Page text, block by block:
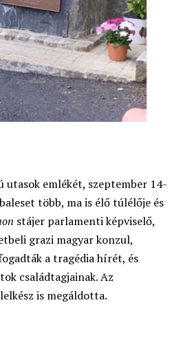
utasok emlékét, szeptember 14-
több, ma is élő túlélője és
stájer parlamenti képviselő,
grazi magyar konzul,
a tragédia hírét, és
családtagjainak. Az
is megáldotta.